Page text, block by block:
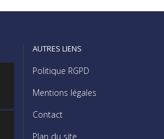
AUTRES LIENS
Politique RGPD
Mentions légales
Contact
Plan du site